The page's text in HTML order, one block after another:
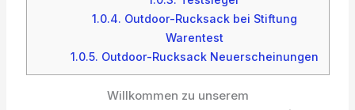
1.0.4. Outdoor-Rucksack bei Stiftung
Warentest
1.0.5. Outdoor-Rucksack Neuerscheinungen
Willkommen zu unserem